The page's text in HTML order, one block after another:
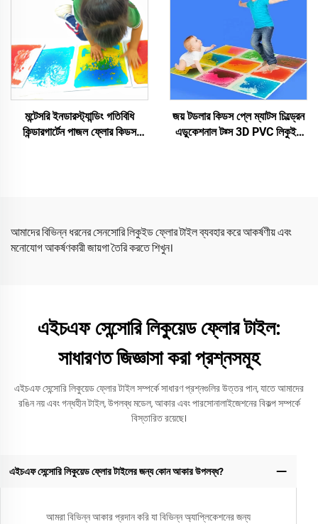
মন্টেসরি ইনডারস্ট্যান্ডিং গতিবিধি
কিন্ডারগার্টেন পাজল ফ্লোর কিডস
জয় টডলার কিডস প্লে ম্যাটস চিল্ড্রেন
এডুকেশনাল টয়্স 3D PVC লিকুইড
আমাদের বিভিন্ন ধরনের সেনসোরি লিকুইড ফ্লোর টাইল ব্যবহার করে আকর্ষণীয় এবং
মনোযোগ আকর্ষণকারী জায়গা তৈরি করতে শিখুন।
এইচএফ সেন্সোরি লিকুয়েড ফ্লোর টাইল:
সাধারণত জিজ্ঞাসা করা প্রশ্নসমূহ
এইচএফ সেন্সোরি লিকুয়েড ফ্লোর টাইল সম্পর্কে সাধারণ প্রশ্নগুলির উত্তর পান, যাতে আমাদের
রঙিন নয় এবং গন্ধহীন টাইল, উপলব্ধ মডেল, আকার এবং পারসোনালাইজেশনের বিকল্প সম্পর্কে
বিস্তারিত রয়েছে।
এইচএফ সেন্সোরি লিকুয়েড ফ্লোর টাইলের জন্য কোন আকার উপলব্ধ?
আমরা বিভিন্ন আকার প্রদান করি যা বিভিন্ন অ্যাপ্লিকেশনের জন্য